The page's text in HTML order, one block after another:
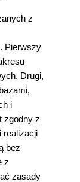
z
Pierwszy
Drugi,
i
zgodny z
realizacji
bez
z
zasady